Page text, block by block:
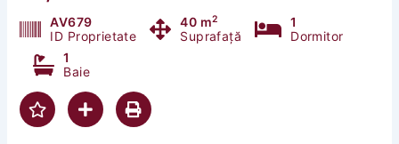
AV679
ID Proprietate
40 m2
Suprafață
1
Dormitor
1
Baie